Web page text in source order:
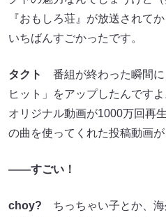
『おもしろ荘』が放送されて
いちばんすごかったです。
タクト
番組が終わった瞬間に
ヒット」をアップしたんです
オリジナル動画が1000万回再
の曲を使ってくれた投稿動画
――すごい！
choy? ちっちゃい子とか、